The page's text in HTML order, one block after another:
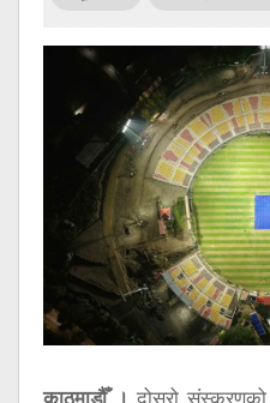
सूचना
प्रविधि
अन्तर्राष्ट्रिय
विज्ञापन
Tech